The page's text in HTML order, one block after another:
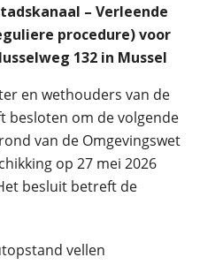
– Verleende
procedure) voor
132 in Mussel
en wethouders van de
besloten om de volgende
van de Omgevingswet
op 27 mei 2026
besluit betreft de
vellen